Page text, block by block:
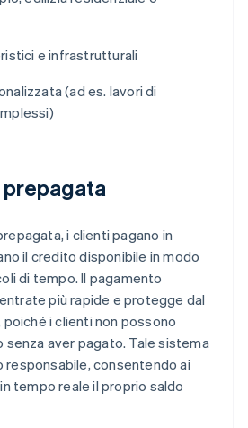
e infrastrutturali
(ad es. lavori di
i clienti pagano in
il credito disponibile in modo
di tempo. Il pagamento
più rapide e protegge dal
i clienti non possono
senza aver pagato. Tale sistema
responsabile, consentendo ai
tempo reale il proprio saldo